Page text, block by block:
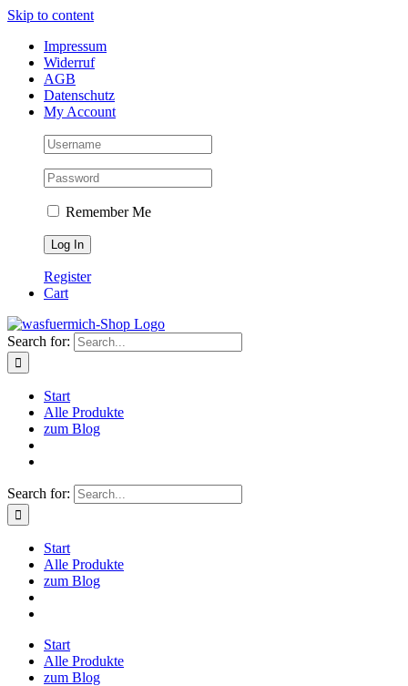
Skip to content
Impressum
Widerruf
AGB
Datenschutz
My Account
Remember Me
Register
Cart
Search for:
Start
Alle Produkte
zum Blog
Search for:
Start
Alle Produkte
zum Blog
Start
Alle Produkte
zum Blog